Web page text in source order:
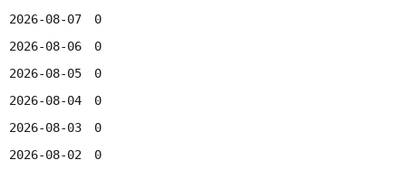
2026-08-07
0
2026-08-06
0
2026-08-05
0
2026-08-04
0
2026-08-03
0
2026-08-02
0